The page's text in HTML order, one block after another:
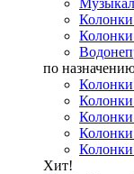
по
Колонки
Колонки
Хит!